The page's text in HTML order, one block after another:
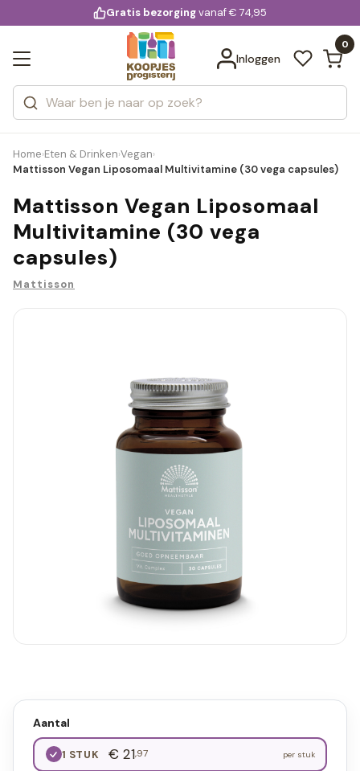
voor 20:00 uur besteld
Gratis bezorgingvanaf € 74,95
Inloggen
0
Zoeken
Categorieën
Merken
Bekijk alle resultaten
Home›Eten & Drinken›Vegan›
Mattisson Vegan Liposomaal Multivitamine (30 vega capsules)
Mattisson Vegan Liposomaal
Multivitamine (30 vega
capsules)
Mattisson
Aantal
1 STUK € 21,97 per stuk